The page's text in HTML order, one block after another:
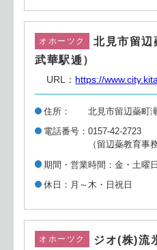
オホーツク
北見市留辺
武華駅逓）
URL： https://www.city.kitami.lg.jp/
住所
北見市留辺蘂町
電話番号
0157-42-2723
（留辺蘂教育事
期間・営業時間
金・土曜
休日
月～木・日祝日
オホーツク ジオ(株)流